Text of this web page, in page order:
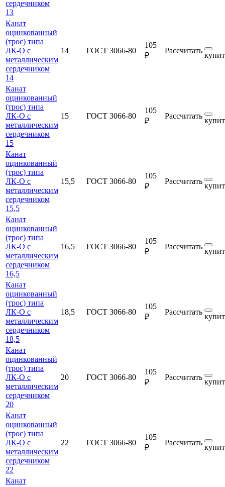
сердечником
13
Канат
оцинкованный
(трос) типа
ЛК-О с
металлическим
сердечником
14
14 ГОСТ 3066-80
105
₽
Рассчитать
Канат
оцинкованный
(трос) типа
ЛК-О с
металлическим
сердечником
15
15 ГОСТ 3066-80
105
₽
Рассчитать
Канат
оцинкованный
(трос) типа
ЛК-О с
металлическим
сердечником
15,5
15,5 ГОСТ 3066-80
105
₽
Рассчитать
Канат
оцинкованный
(трос) типа
ЛК-О с
металлическим
сердечником
16,5
16,5 ГОСТ 3066-80
105
₽
Рассчитать
Канат
оцинкованный
(трос) типа
ЛК-О с
металлическим
сердечником
18,5
18,5 ГОСТ 3066-80
105
₽
Рассчитать
Канат
оцинкованный
(трос) типа
ЛК-О с
металлическим
сердечником
20
20 ГОСТ 3066-80
105
₽
Рассчитать
Канат
оцинкованный
(трос) типа
ЛК-О с
металлическим
сердечником
22
22 ГОСТ 3066-80
105
₽
Рассчитать
Канат